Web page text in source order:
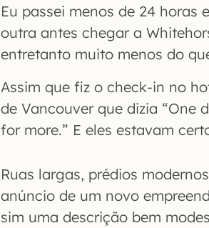
Eu passei menos de 24 horas
outra antes chegar a
entretanto muito menos do
Assim que fiz o check-in no
de Vancouver que dizia “One
for more.” E eles estavam
Ruas largas, prédios
anúncio de um novo
sim uma descrição bem